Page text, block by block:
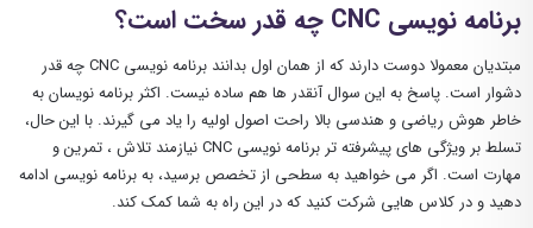
برنامه نویسی CNC چه قدر سخت است؟
مبتدیان معمولا دوست دارند که از همان اول بدانند برنامه نویسی CNC چه قدر
دشوار است. پاسخ به این سوال آنقدر ها هم ساده نیست. اکثر برنامه نویسان به
خاطر هوش ریاضی و هندسی بالا راحت اصول اولیه را یاد می گیرند. با این حال،
تسلط بر ویژگی های پیشرفته تر برنامه نویسی CNC نیازمند تلاش ، تمرین و
مهارت است. اگر می خواهید به سطحی از تخصص برسید، به برنامه نویسی ادامه
دهید و در کلاس هایی شرکت کنید که در این راه به شما کمک کند.